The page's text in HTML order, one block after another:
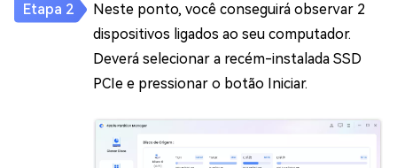
Neste ponto, você conseguirá observar 2
dispositivos ligados ao seu computador.
Deverá selecionar a recém-instalada SSD
PCIe e pressionar o botão Iniciar.